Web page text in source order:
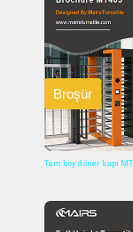
Tam boy döner kapı
Broşür